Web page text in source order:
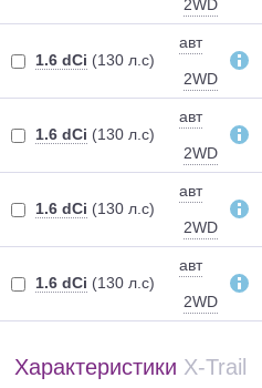
2WD
1.6 dCi (130 л.с)
авт
2WD
1.6 dCi (130 л.с)
авт
2WD
1.6 dCi (130 л.с)
авт
2WD
1.6 dCi (130 л.с)
авт
2WD
Характеристики X-Trail